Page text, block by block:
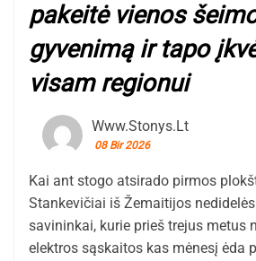
pakeitė vienos
gyvenimą ir tapo
visam regionui
Www.stonys.lt
08 Bir 2026
Kai ant stogo atsirado pirmos
Stankevičiai iš Žemaitijos
savininkai, kurie prieš trejus metus
elektros sąskaitos kas mėnesį ėda